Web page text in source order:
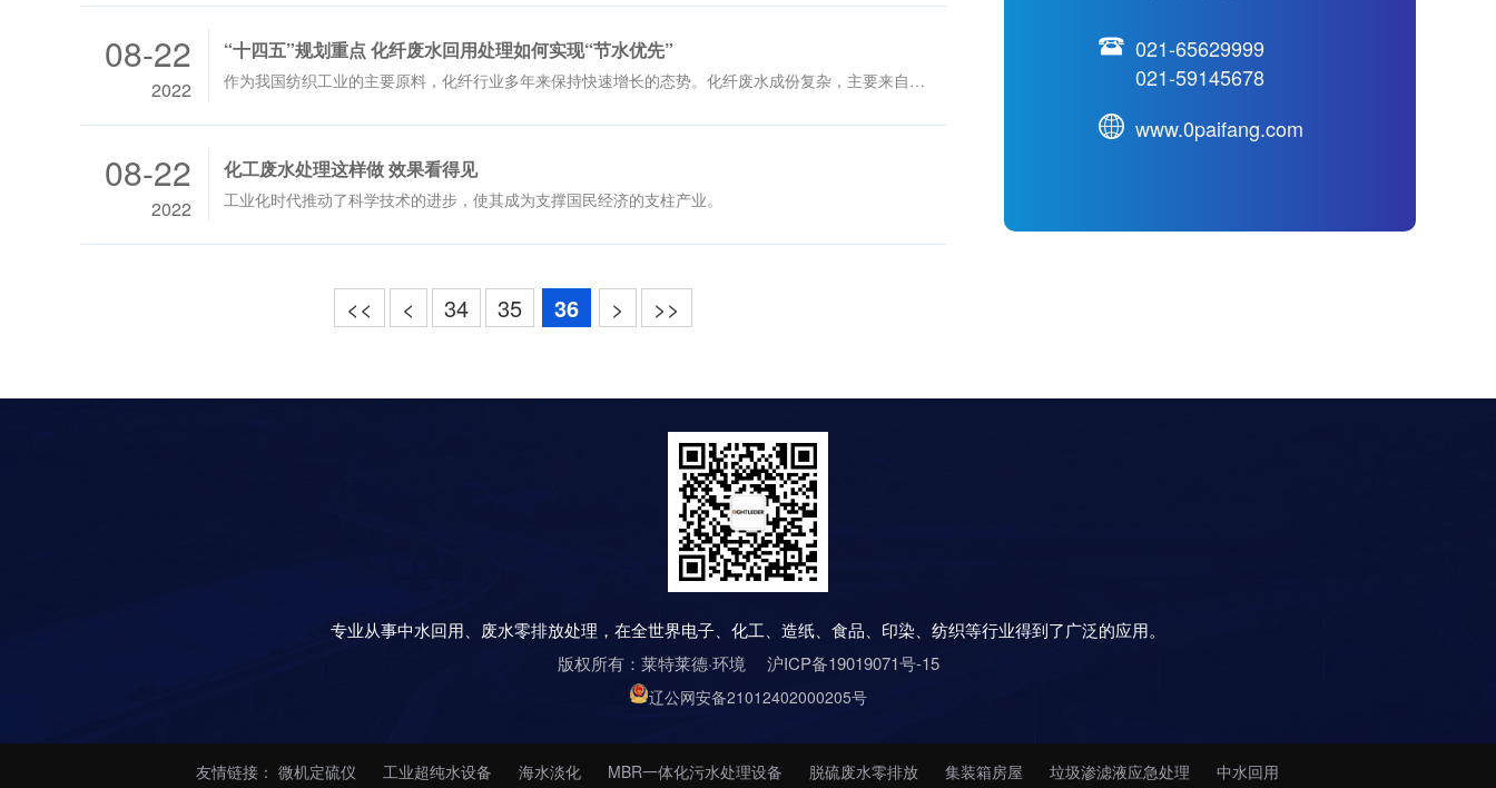
08-22
2022
“十四五”规划重点 化纤废水回用处理如何实现“节水优先”
作为我国纺织工业的主要原料，化纤行业多年来保持快速增长的态势。化纤废水成份复杂，主要来自化纤工艺生产过程中产生的各类废水，以及工艺清洗废水。
08-22
2022
化工废水处理这样做 效果看得见
工业化时代推动了科学技术的进步，使其成为支撑国民经济的支柱产业。
<< < 34 35 36 > >>
021-65629999
021-59145678
www.0paifang.com
专业从事中水回用、废水零排放处理，在全世界电子、化工、造纸、食品、印染、纺织等行业得到了广泛的应用。
版权所有：莱特莱德·环境 沪ICP备19019071号-15
辽公网安备21012402000205号
友情链接： 微机定硫仪 工业超纯水设备 海水淡化 MBR一体化污水处理设备 脱硫废水零排放 集装箱房屋 垃圾渗滤液应急处理 中水回用